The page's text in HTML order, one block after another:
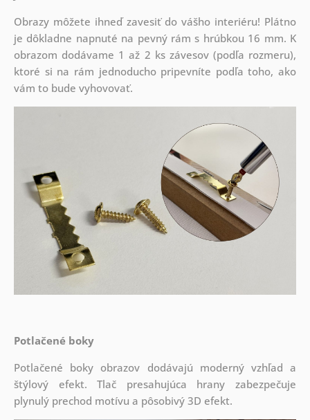
Obrazy môžete ihneď zavesiť do vášho interiéru! Plátno
je dôkladne napnuté na pevný rám s hrúbkou 16 mm. K
obrazom dodávame 1 až 2 ks závesov (podľa rozmeru),
ktoré si na rám jednoducho pripevníte podľa toho, ako
vám to bude vyhovovať.
Potlačené boky
Potlačené boky obrazov dodávajú moderný vzhľad a
štýlový efekt. Tlač presahujúca hrany zabezpečuje
plynulý prechod motívu a pôsobivý 3D efekt.